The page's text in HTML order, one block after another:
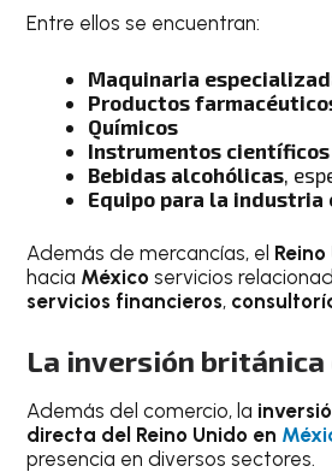
Entre ellos se encuentran:
Maquinaria
Productos
Químicos
Instrumentos científicos
Bebidas alcohólicas ,
Equipo para la industria
Además de mercancías, el
hacia México servicios
servicios financieros,
La inversión británica
Además del comercio, la
directa del Reino Unido en
presencia en diversos sectores.